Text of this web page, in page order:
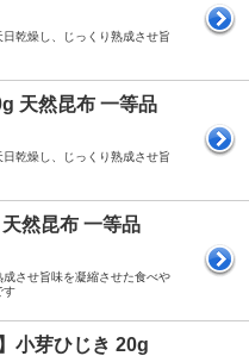
乾燥し、じっくり熟成させ旨
天然昆布 一等品
乾燥し、じっくり熟成させ旨
然昆布 一等品
させ旨味を凝縮させた食べや
す
小芽ひじき 20g